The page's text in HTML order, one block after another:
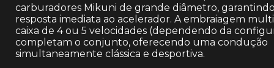
carburadores Mikuni de grande diâmetro,
resposta imediata ao acelerador. A embraiagem
caixa de 4 ou 5 velocidades (dependendo da
completam o conjunto, oferecendo uma condução
simultaneamente clássica e desportiva.